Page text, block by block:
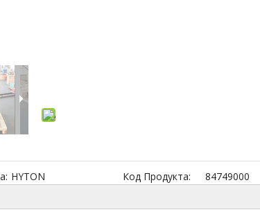
HYTON Код Продукта:
84749000